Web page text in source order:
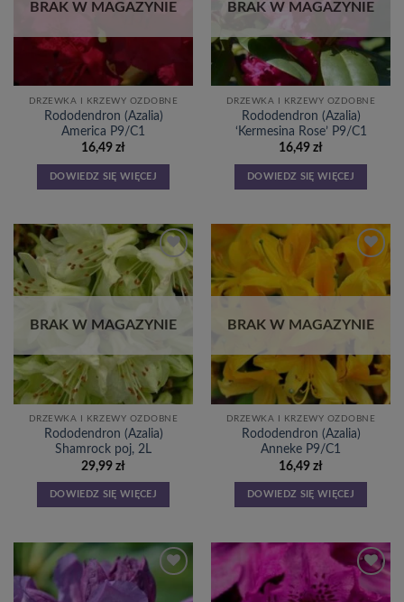
BRAK W MAGAZYNIE
DRZEWKA I KRZEWY OZDOBNE
Rododendron (Azalia)
America P9/C1
16,49 zł
DOWIEDZ SIĘ WIĘCEJ
BRAK W MAGAZYNIE
DRZEWKA I KRZEWY OZDOBNE
Rododendron (Azalia)
‘Kermesina Rose’ P9/C1
16,49 zł
DOWIEDZ SIĘ WIĘCEJ
Dodaj
do
listy
BRAK W MAGAZYNIE
DRZEWKA I KRZEWY OZDOBNE
Rododendron (Azalia)
Shamrock poj, 2L
29,99 zł
DOWIEDZ SIĘ WIĘCEJ
Dodaj
listy
BRAK W MAGAZYNIE
DRZEWKA I KRZEWY OZDOBNE
Rododendron (Azalia)
Anneke P9/C1
16,49 zł
DOWIEDZ SIĘ WIĘCEJ
Dodaj